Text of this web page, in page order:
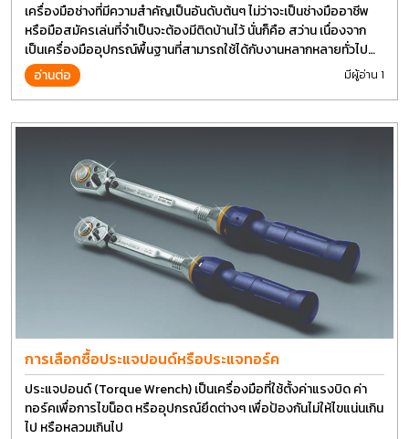
เครื่องมือช่างที่มีความสำคัญเป็นอันดับต้นๆ ไม่ว่าจะเป็นช่างมืออาชีพ
หรือมือสมัครเล่นที่จำเป็นจะต้องมีติดบ้านไว้ นั่นก็คือ สว่าน เนื่องจาก
เป็นเครื่องมืออุปกรณ์พื้นฐานที่สามารถใช้ได้กับงานหลากหลายทั่วไป
เรียกว่า เป็นเครื่องมือที่ใช้ง่าย ใครๆก็สามารถใช้ได้
อ่านต่อ มีผู้อ่าน 1
การเลือกซื้อประแจปอนด์หรือประแจทอร์ค
ประแจปอนด์ (Torque Wrench) เป็นเครื่องมือที่ใช้ตั้งค่าแรงบิด ค่า
ทอร์คเพื่อการไขน็อต หรืออุปกรณ์ยึดต่างๆ เพื่อป้องกันไม่ให้ไขแน่นเกิน
ไป หรือหลวมเกินไป